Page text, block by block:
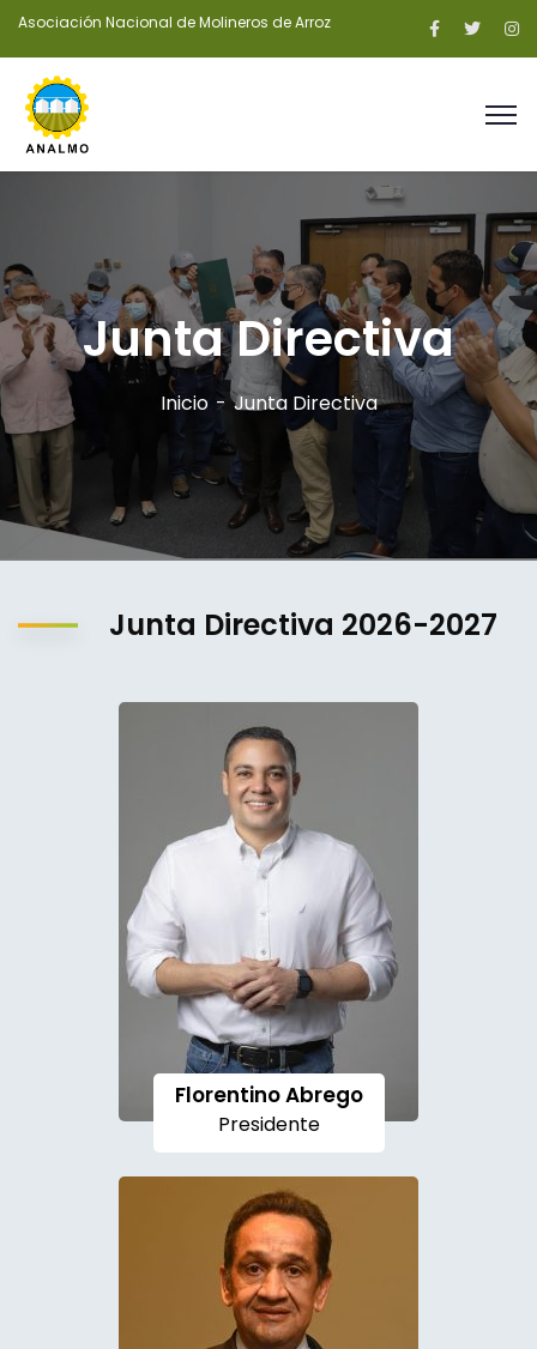
Asociación Nacional de Molineros de Arroz
Junta Directiva
Inicio Junta Directiva
Junta Directiva 2026-2027
Florentino Abrego
Presidente